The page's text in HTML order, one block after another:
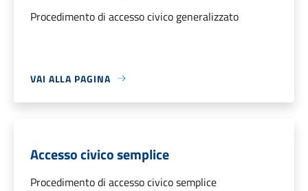
Procedimento di accesso civico generalizzato
VAI ALLA PAGINA
Accesso civico semplice
Procedimento di accesso civico semplice